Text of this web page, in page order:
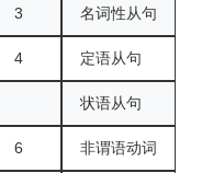
3 名词性从句
4 定语从句
状语从句
6 非谓语动词